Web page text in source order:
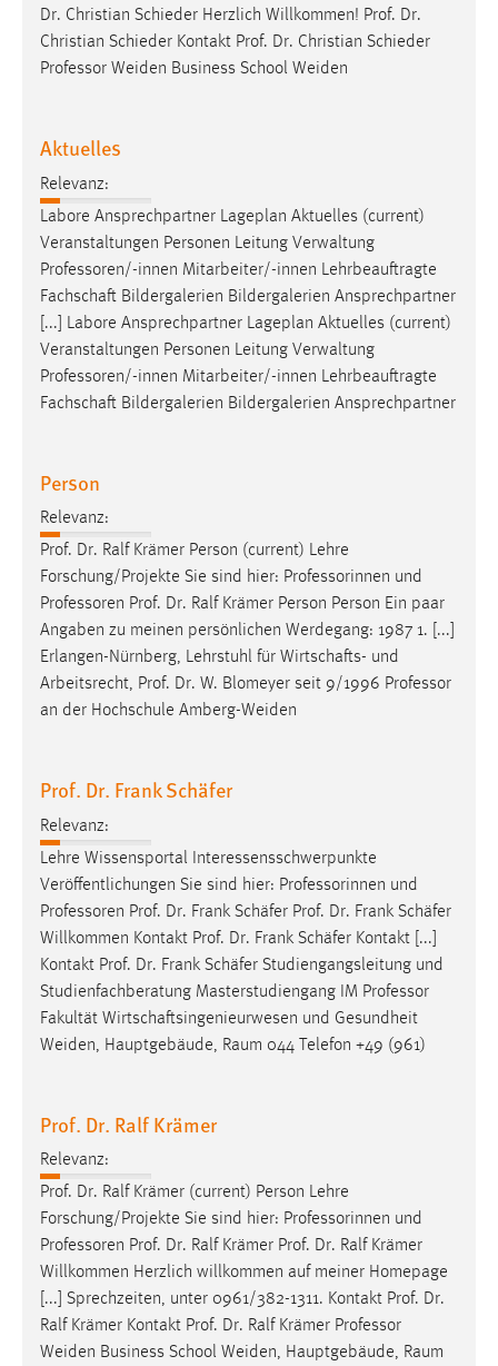
Dr. Christian Schieder Herzlich Willkommen! Prof. Dr.
Christian Schieder Kontakt Prof. Dr. Christian Schieder
Professor Weiden Business School Weiden
Aktuelles
Relevanz:
Labore Ansprechpartner Lageplan Aktuelles (current)
Veranstaltungen Personen Leitung Verwaltung
Professoren/-innen Mitarbeiter/-innen Lehrbeauftragte
Fachschaft Bildergalerien Bildergalerien Ansprechpartner
[...] Labore Ansprechpartner Lageplan Aktuelles (current)
Veranstaltungen Personen Leitung Verwaltung
Professoren/-innen Mitarbeiter/-innen Lehrbeauftragte
Fachschaft Bildergalerien Bildergalerien Ansprechpartner
Person
Relevanz:
Prof. Dr. Ralf Krämer Person (current) Lehre
Forschung/Projekte Sie sind hier: Professorinnen und
Professoren Prof. Dr. Ralf Krämer Person Person Ein paar
Angaben zu meinen persönlichen Werdegang: 1987 1. [...]
Erlangen-Nürnberg, Lehrstuhl für Wirtschafts- und
Arbeitsrecht, Prof. Dr. W. Blomeyer seit 9/1996 Professor
an der Hochschule Amberg-Weiden
Prof. Dr. Frank Schäfer
Relevanz:
Lehre Wissensportal Interessensschwerpunkte
Veröffentlichungen Sie sind hier: Professorinnen und
Professoren Prof. Dr. Frank Schäfer Prof. Dr. Frank Schäfer
Willkommen Kontakt Prof. Dr. Frank Schäfer Kontakt [...]
Kontakt Prof. Dr. Frank Schäfer Studiengangsleitung und
Studienfachberatung Masterstudiengang IM Professor
Fakultät Wirtschaftsingenieurwesen und Gesundheit
Weiden, Hauptgebäude, Raum 044 Telefon +49 (961)
Prof. Dr. Ralf Krämer
Relevanz:
Prof. Dr. Ralf Krämer (current) Person Lehre
Forschung/Projekte Sie sind hier: Professorinnen und
Professoren Prof. Dr. Ralf Krämer Prof. Dr. Ralf Krämer
Willkommen Herzlich willkommen auf meiner Homepage
[...] Sprechzeiten, unter 0961/382-1311. Kontakt Prof. Dr.
Ralf Krämer Kontakt Prof. Dr. Ralf Krämer Professor
Weiden Business School Weiden, Hauptgebäude, Raum